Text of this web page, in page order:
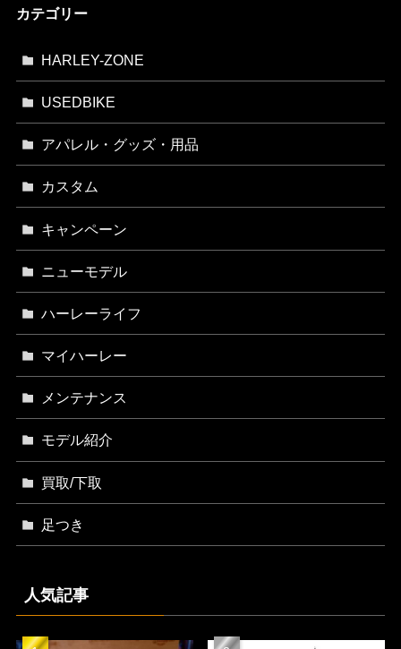
カテゴリー
HARLEY-ZONE
USEDBIKE
アパレル・グッズ・用品
カスタム
キャンペーン
ニューモデル
ハーレーライフ
マイハーレー
メンテナンス
モデル紹介
買取/下取
足つき
人気記事